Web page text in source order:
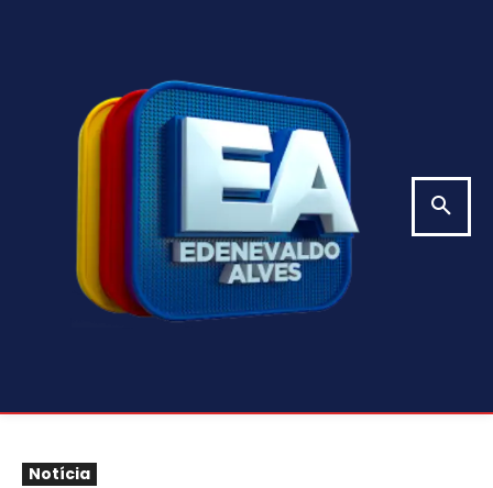
Notícia